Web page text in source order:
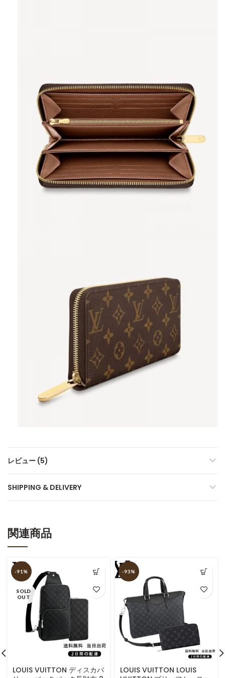
レビュー (5)
SHIPPING & DELIVERY
関連商品
-91%
SOLD
OUT
LOUIS VUITTON ディスカバ
-93%
LOUIS VUITTON LOUIS